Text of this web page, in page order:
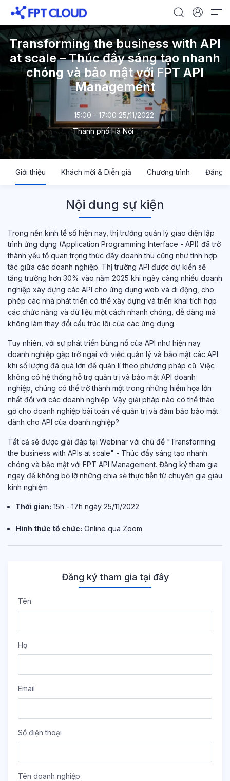
Transforming the business with API
at scale – Thúc đẩy sáng tạo nhanh
chóng và bảo mật với FPT API
Management
15:00 - 17:00 25/11/2022
Thành phố Hà Nội
Giới thiệu Khách mời & Diễn giả Chương trình Đăng
Nội dung sự kiện
Trong nền kinh tế số hiện nay, thị trường quản lý giao diện lập
trình ứng dụng (Application Programming Interface - API) đã trở
thành yếu tố quan trọng thúc đẩy doanh thu cũng như tính hợp
tác giữa các doanh nghiệp. Thị trường API được dự kiến sẽ
tăng trưởng hơn 30% vào năm 2025 khi ngày càng nhiều doanh
nghiệp xây dựng các API cho ứng dụng web và di động, cho
phép các nhà phát triển có thể xây dựng và triển khai tích hợp
các chức năng và dữ liệu một cách nhanh chóng, dễ dàng mà
không làm thay đổi cấu trúc lõi của các ứng dụng.
Tuy nhiên, với sự phát triển bùng nổ của API như hiện nay
doanh nghiệp gặp trở ngại với việc quản lý và bảo mật các API
khi số lượng đã quá lớn để quản lí theo phương pháp cũ. Việc
không có hệ thống hỗ trợ quản trị và bảo mật API doanh
nghiệp, chúng có thể trở thành một trong những hiểm họa lớn
nhất đối với các doanh nghiệp. Vậy giải pháp nào có thể tháo
gỡ cho doanh nghiệp bài toán về quản trị và đảm bảo bảo mật
dành cho API của doanh nghiệp?
Tất cả sẽ được giải đáp tại Webinar với chủ đề "Transforming
the business with APIs at scale" - Thúc đẩy sáng tạo nhanh
chóng và bảo mật với FPT API Management. Đăng ký tham gia
ngay để không bỏ lỡ những chia sẻ thực tiễn từ chuyên gia giàu
kinh nghiệm
Thời gian: 15h - 17h ngày 25/11/2022
Hình thức tổ chức: Online qua Zoom
Đăng ký tham gia tại đây
Tên
Họ
Email
Số điện thoại
Tên doanh nghiệp